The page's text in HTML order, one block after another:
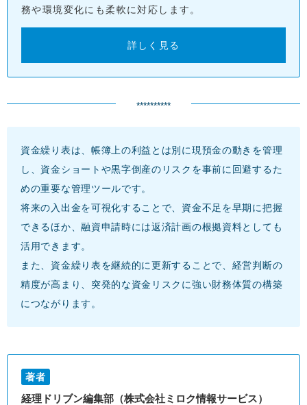
務や環境変化にも柔軟に対応します。
詳しく見る
**********
資金繰り表は、帳簿上の利益とは別に現預金の動きを管理
し、資金ショートや黒字倒産のリスクを事前に回避するた
めの重要な管理ツールです。
将来の入出金を可視化することで、資金不足を早期に把握
できるほか、融資申請時には返済計画の根拠資料としても
活用できます。
また、資金繰り表を継続的に更新することで、経営判断の
精度が高まり、突発的な資金リスクに強い財務体質の構築
につながります。
著者
経理ドリブン編集部（株式会社ミロク情報サービス）